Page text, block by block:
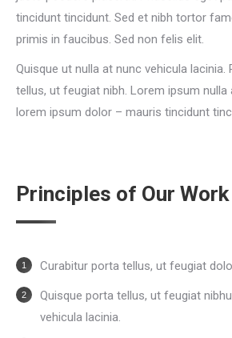
tincidunt tincidunt. Sed et nibh tortor
primis in faucibus. Sed non felis elit.
Quisque ut nulla at nunc vehicula
tellus, ut feugiat nibh. Lorem ipsum
lorem ipsum dolor – mauris tincidunt
Principles of Our Work
Curabitur porta tellus, ut feugiat
Quisque porta tellus, ut feugiat
vehicula lacinia.